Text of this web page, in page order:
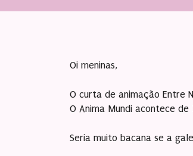
Oi meninas,
O curta de animação Entre
O Anima Mundi acontece de
Seria muito bacana se a